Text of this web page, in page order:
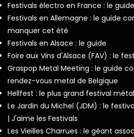
Festivals électro en France : le guide
Festivals en Allemagne : le guide
manquer cet été
Festivals en Alsace : le guide
Foire aux Vins d'Alsace (FAV) : le
Graspop Metal Meeting : le guide
rendez-vous metal de Belgique
Hellfest : le plus grand festival
Le Jardin du Michel (JDM) : le
| J'aime les Festivals
Les Vieilles Charrues : le géant